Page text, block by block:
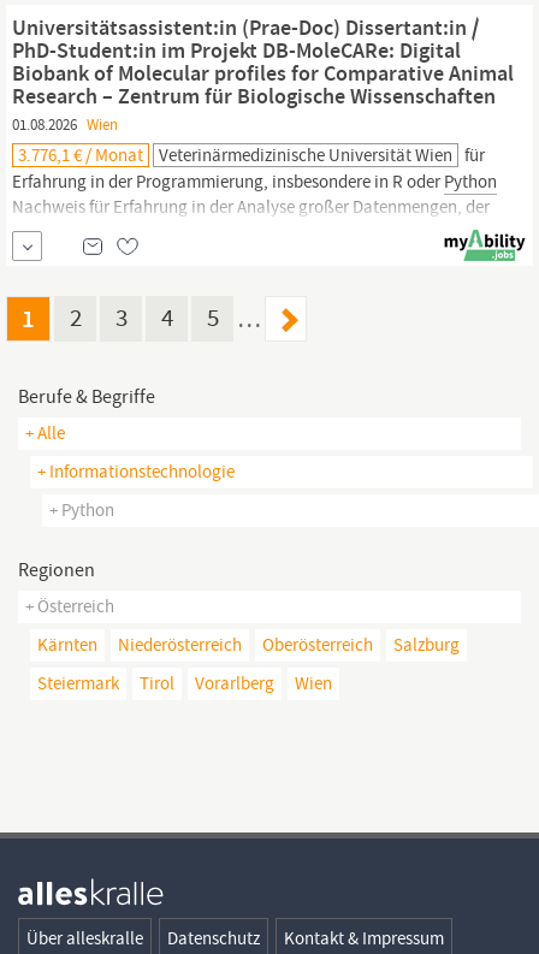
MariaDB ...
Universitätsassistent:in (Prae-Doc) Dissertant:in /
PhD-Student:in im Projekt DB-MoleCARe: Digital
Biobank of Molecular profiles for Comparative Animal
Research – Zentrum für Biologische Wissenschaften
01.08.2026 Wien
3.776,1 € / Monat Veterinärmedizinische Universität Wien für
Erfahrung in der Programmierung, insbesondere in R oderPython
Nachweis für Erfahrung in der Analyse großer Datenmengen, der
Lösung komplexer Probleme und mit numerischen Daten
Nachweis für Erfahrung mit multivariater Modellierung und der
Dokumentation gemäß
1 2 3 4 5 …
Berufe & Begriffe
+ Alle
+ Informationstechnologie
+ Python
Regionen
+ Österreich
Kärnten
Niederösterreich Oberösterreich
Salzburg
Steiermark
Tirol Vorarlberg Wien
Über alleskralle Datenschutz Kontakt & Impressum